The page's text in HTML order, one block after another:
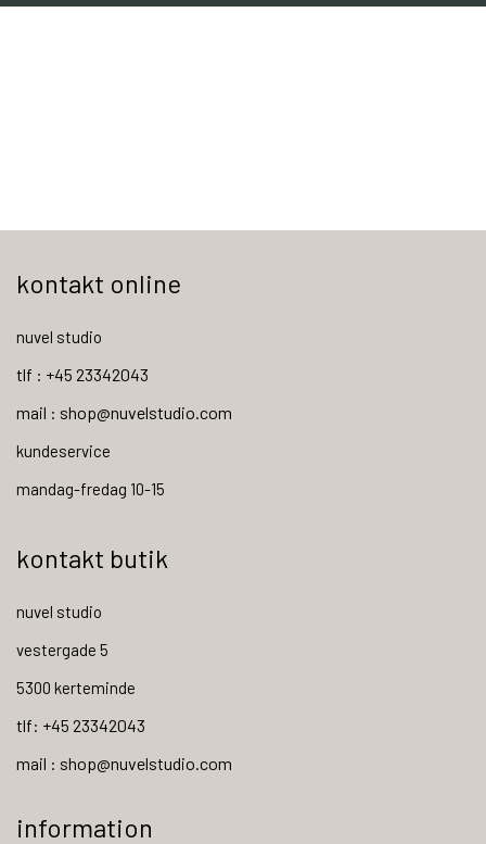
kontakt online
nuvel studio
tlf : +45 23342043
mail : shop@nuvelstudio.com
kundeservice
mandag-fredag 10-15
kontakt butik
nuvel studio
vestergade 5
5300 kerteminde
tlf: +45 23342043
mail : shop@nuvelstudio.com
information